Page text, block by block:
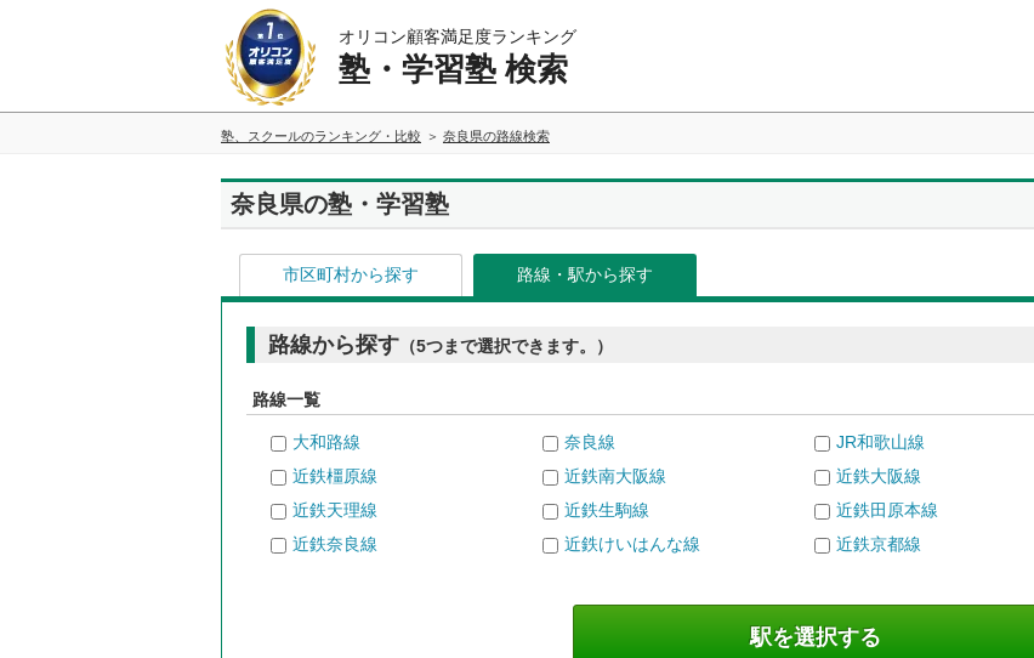
オリコン顧客満足度ランキング
塾・学習塾 検索
塾、スクールのランキング・比較 奈良県の路線検索
奈良県の塾・学習塾
市区町村から探す 路線・駅から探す
路線から探す （5つまで選択できます。）
路線一覧
大和路線 奈良線 JR和歌山線
近鉄橿原線
近鉄南大阪線 近鉄大阪線
近鉄天理線
近鉄生駒線 近鉄田原本線
近鉄奈良線
近鉄けいはんな線 近鉄京都線